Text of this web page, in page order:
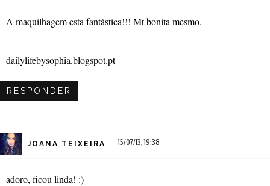
A maquilhagem esta fantástica!!! Mt bonita mesmo.
dailylifebysophia.blogspot.pt
RESPONDER
JOANA TEIXEIRA 15/07/13, 19:38
adoro, ficou linda! :)